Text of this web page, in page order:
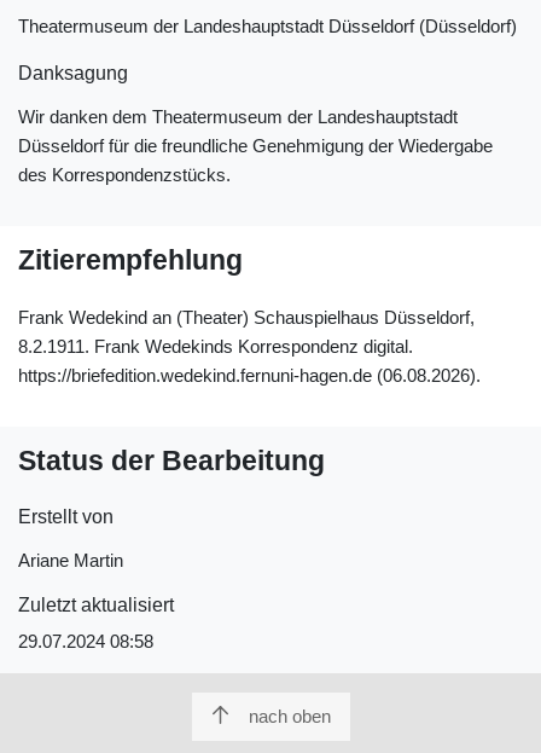
Theatermuseum der Landeshauptstadt Düsseldorf (Düsseldorf)
Danksagung
Wir danken dem Theatermuseum der Landeshauptstadt
Düsseldorf für die freundliche Genehmigung der Wiedergabe
des Korrespondenzstücks.
Zitierempfehlung
Frank Wedekind an (Theater) Schauspielhaus Düsseldorf,
8.2.1911. Frank Wedekinds Korrespondenz digital.
https://briefedition.wedekind.fernuni-hagen.de (06.08.2026).
Status der Bearbeitung
Erstellt von
Ariane Martin
Zuletzt aktualisiert
29.07.2024 08:58
nach oben